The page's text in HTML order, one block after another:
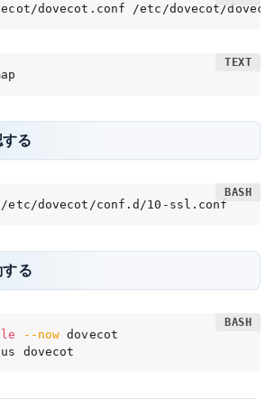
dovecot.conf /etc/dovecot/
る
/etc/dovecot/conf.d/10-ssl.conf
る
--now dovecot
dovecot